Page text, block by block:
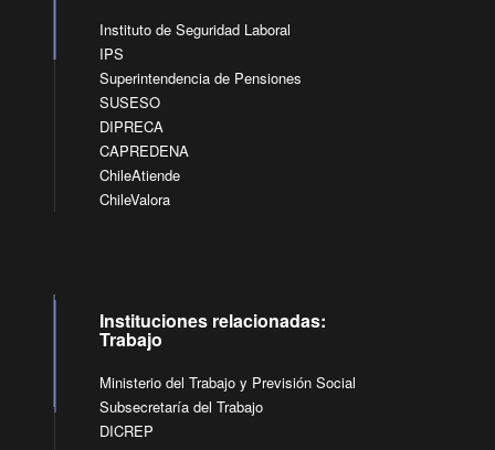
Instituto de Seguridad Laboral
IPS
Superintendencia de Pensiones
SUSESO
DIPRECA
CAPREDENA
ChileAtiende
ChileValora
Instituciones relacionadas:
Trabajo
Ministerio del Trabajo y Previsión Social
Subsecretaría del Trabajo
DICREP